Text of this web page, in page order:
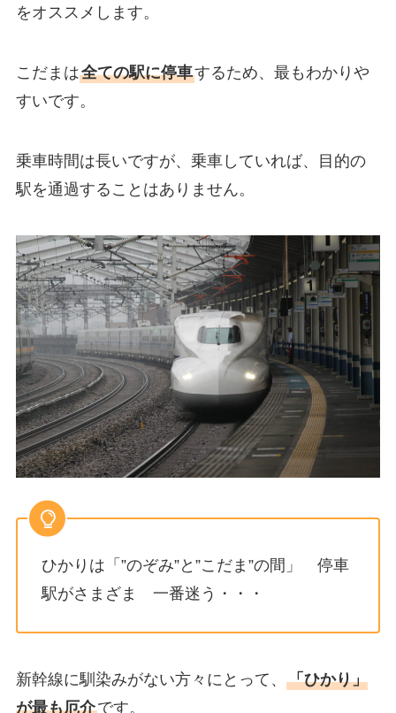
をオススメします。
こだまは全ての駅に停車するため、最もわかりや
すいです。
乗車時間は長いですが、乗車していれば、目的の
駅を通過することはありません。
ひかりは「”のぞみ”と”こだま”の間」 停車
駅がさまざま 一番迷う・・・
新幹線に馴染みがない方々にとって、 「ひかり」
が最も厄介です。